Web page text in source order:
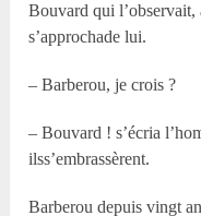
Bouvard qui l’observait,
s’approchade lui.
– Barberou, je crois ?
– Bouvard ! s’écria
ilss’embrassèrent.
Barberou depuis vingt